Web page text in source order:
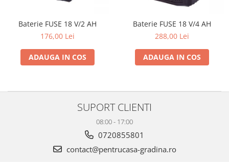
Plase castraveti
Cosuri Pentru Gunoi
Butoaie pentru vin
Utilaje agricole
Chiuvete Baie si Bucatarie
Scule electrice
Baterie FUSE 18 V/2 AH
176,00 Lei
ADAUGA IN COS
Baterie FUSE 18 V/4 AH
288,00 Lei
ADAUGA IN COS
SUPORT CLIENTI
08:00 - 17:00
0720855801
contact@pentrucasa-gradina.ro